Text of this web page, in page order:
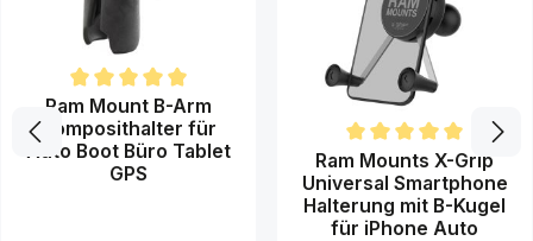
Durchschnittliche Bewertung von 5 von 5 Sternen
Ram Mount B-Arm
Komposithalter für
Auto Boot Büro Tablet
GPS
Durchschnittliche Bewertung
Ram Mounts X-Grip
Universal Smartphone
Halterung mit B-Kugel
für iPhone Auto